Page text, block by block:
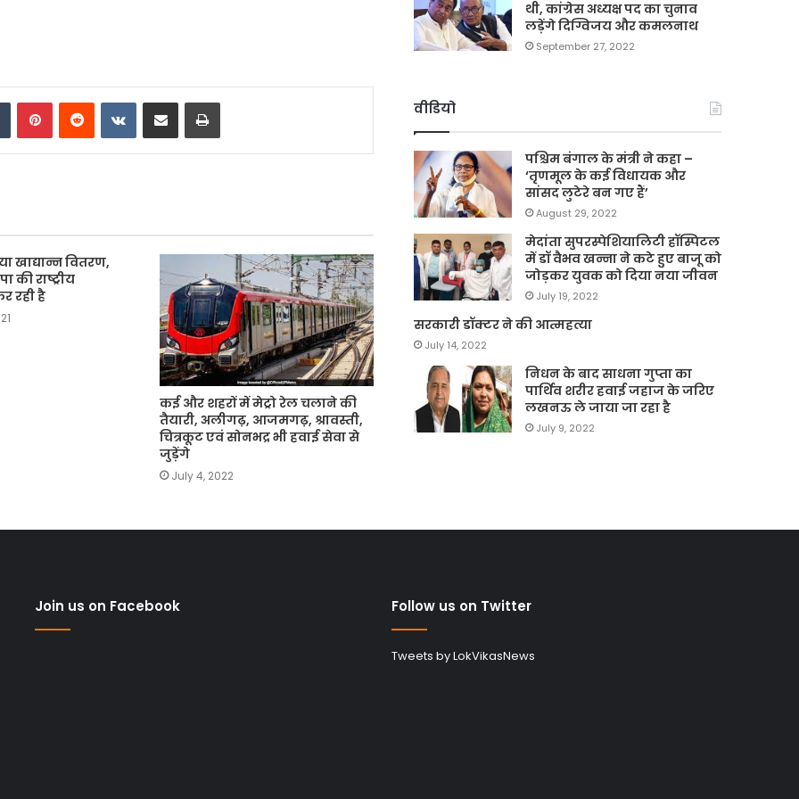
TumblrPinterestReddit VKontakte
Share via Email Print
खाद्यान्न वितरण,
की राष्ट्रीय
रही है
कई और शहरों में मेट्रो रेल चलाने की
तैयारी, अलीगढ़, आजमगढ़, श्रावस्ती,
चित्रकूट एवं सोनभद्र भी हवाई सेवा से
जुड़ेंगे
July 4, 2022
थी, कांग्रेस अध्यक्ष पद का चुनाव
लड़ेंगे दिग्विजय और कमलनाथ
September 27, 2022
वीडियो
पश्चिम बंगाल के मंत्री ने कहा –
‘तृणमूल के कई विधायक और
सांसद लुटेरे बन गए हैं’
August 29, 2022
मेदांता सुपरस्पेशियालिटी हॉस्पिटल
में डॉ वैभव खन्ना ने कटे हुए बाजू को
जोड़कर युवक को दिया नया जीवन
July 19, 2022
सरकारी डॉक्टर ने की आत्महत्या
July 14, 2022
निधन के बाद साधना गुप्ता का
पार्थिव शरीर हवाई जहाज के जरिए
लखनऊ ले जाया जा रहा है
July 9, 2022
Join us on Facebook Follow us on Twitter
Tweets by LokVikasNews